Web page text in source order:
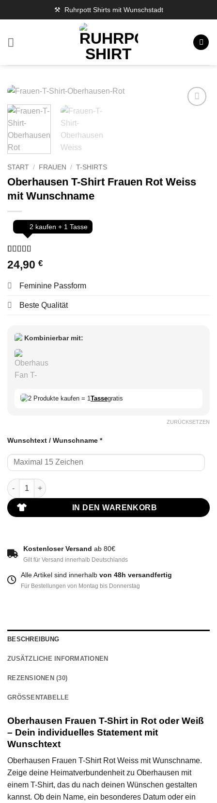
Inhalt
⚒️ Ruhrpott Shirts mit Wunschstadt
START / FRAUEN / T-SHIRTS
Oberhausen T-Shirt Frauen Rot Weiss
mit Wunschname
2 kaufen + 1 Tasse
Bewertet
mit5von 5,
auf
30
24,90 €
Feminine Passform
Beste Qualität
Kombinierbar mit:
2 Produkte kaufen = 1 Tassegratis
ZURÜCKSETZEN
Wunschtext / Wunschname *
Oberhausen T-Shirt Frauen Rot Weiss mit Wunschname Menge
IN DEN WARENKORB
Kostenloser Versand ab 80€
Gilt für Versand innerhalb Deutschlands
Alle Artikel sind innerhalb von 48h versandfertig
Für Bestellungen von Montag bis Donnerstag
BESCHREIBUNG
ZUSÄTZLICHE INFORMATIONEN
REZENSIONEN (30)
GRÖSSENTABELLE
Oberhausen Frauen T-Shirt in Rot oder Weiß
– Dein individuelles Statement mit
Wunschtext
Oberhausen Frauen T-Shirt Rot Weiss mit Wunschname.
Zeige deine Heimatverbundenheit zu Oberhausen mit
einem T-Shirt, das du nach deinen Wünschen gestalten
kannst. Ob dein Name, ein besonderes Datum oder ein